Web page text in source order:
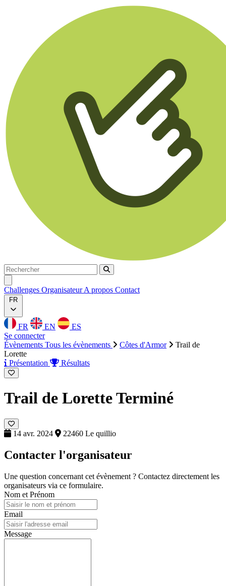
Rechercher
Rechercher
Challenges OrganisateurA propos Contact
FR
FR EN
ES
Se connecter
Évènements Tous les évènements Côtes d'Armor
Trail de
Lorette
Présentation
Résultats
Trail de LoretteTerminé
14 avr. 2024 22460 Le quillio
Contacter l'organisateur
Une question concernant cet évènement ? Contactez directement les
organisateurs via ce formulaire.
Nom et Prénom
Email
Message